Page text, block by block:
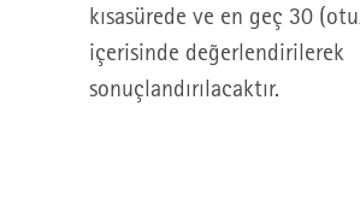
kısasürede ve en geç 30
içerisinde değerlendirilerek
sonuçlandırılacaktır.